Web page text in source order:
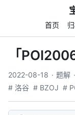
首页
「
2022-08-18 题解
# 洛谷 # BZOJ #